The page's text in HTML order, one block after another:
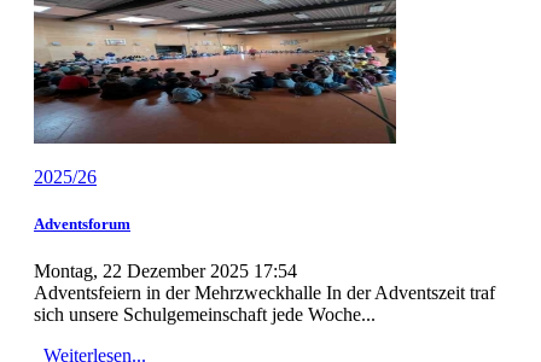
2025/26
Adventsforum
Montag, 22 Dezember 2025 17:54
Adventsfeiern in der Mehrzweckhalle In der Adventszeit traf
sich unsere Schulgemeinschaft jede Woche...
Weiterlesen...